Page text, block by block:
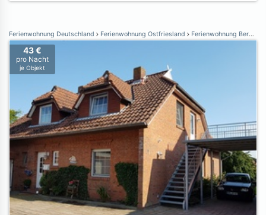
Ferienwohnung Deutschland Ferienwohnung Ostfriesland Ferienwohnung Berumbur
43 €
pro Nacht
je Objekt